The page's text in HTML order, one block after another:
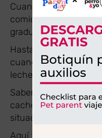
Cuando adopté a
comida en 4 veces al
gradual fui
Hasta finalmente
cuando comenzó a
leche.
Saber cuánta comida
cachorro de 2 meses
situaciones de
Aquí te dejo la